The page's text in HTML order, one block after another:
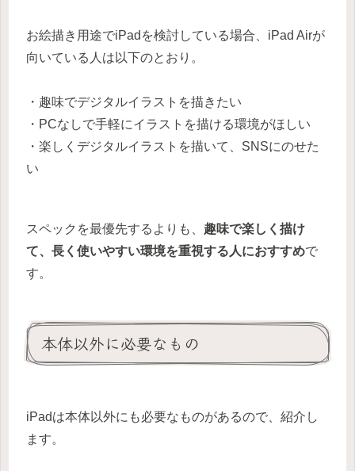
お絵描き用途でiPadを検討している場合、iPad Airが
向いている人は以下のとおり。
・趣味でデジタルイラストを描きたい
・PCなしで手軽にイラストを描ける環境がほしい
・楽しくデジタルイラストを描いて、SNSにのせた
い
スペックを最優先するよりも、 趣味で楽しく描け
て、長く使いやすい環境を重視する人におすすめで
す。
本体以外に必要なもの
iPadは本体以外にも必要なものがあるので、紹介し
ます。